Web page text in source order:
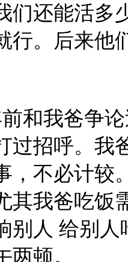
们还能活多
行。后来他
和我爸争
过招呼。我
，不必计较
其我爸吃饭
别人 给别
两顿。